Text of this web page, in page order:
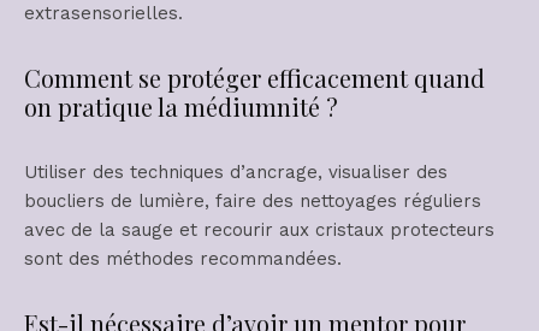
extrasensorielles.
Comment se protéger efficacement quand
on pratique la médiumnité ?
Utiliser des techniques d’ancrage, visualiser des
boucliers de lumière, faire des nettoyages réguliers
avec de la sauge et recourir aux cristaux protecteurs
sont des méthodes recommandées.
Est-il nécessaire d’avoir un mentor pour